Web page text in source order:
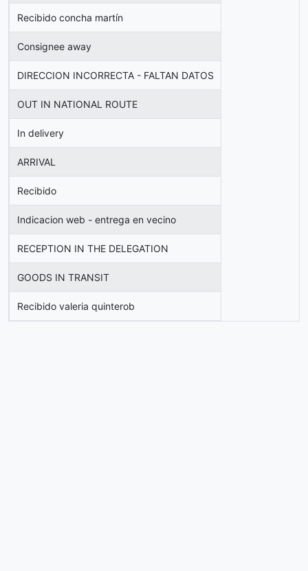
Recibido concha martín
Consignee away
DIRECCION INCORRECTA - FALTAN DATOS
OUT IN NATIONAL ROUTE
In delivery
ARRIVAL
Recibido
Indicacion web - entrega en vecino
RECEPTION IN THE DELEGATION
GOODS IN TRANSIT
Recibido valeria quinterob